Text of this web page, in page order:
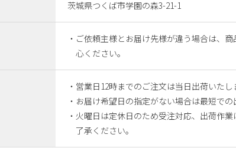
茨城県つくば市学園の森3-21-1
・ご依頼主様とお届け先様が違う場合は、
心ください。
・営業日12時までのご注文は当日出荷いたし
・お届け希望日の指定がない場合は最短で
・火曜日は定休日のため受注対応、出荷作
了承ください。